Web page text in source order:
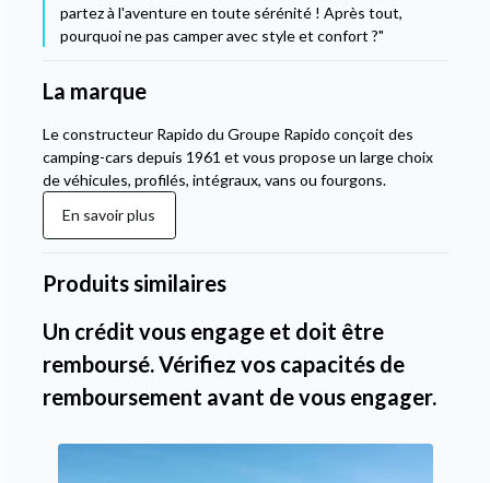
partez à l'aventure en toute sérénité ! Après tout,
pourquoi ne pas camper avec style et confort ?"
La marque
Le constructeur Rapido du Groupe Rapido conçoit des
camping-cars depuis 1961 et vous propose un large choix
de véhicules, profilés, intégraux, vans ou fourgons.
En savoir plus
Produits similaires
Un crédit vous engage et doit être
remboursé. Vérifiez vos capacités de
remboursement avant de vous engager.